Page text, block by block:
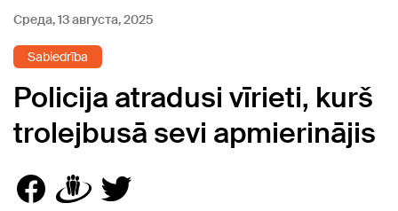
Среда, 13 августа, 2025
Sabiedrība
Policija atradusi vīrieti, kurš
trolejbusā sevi apmierinājis